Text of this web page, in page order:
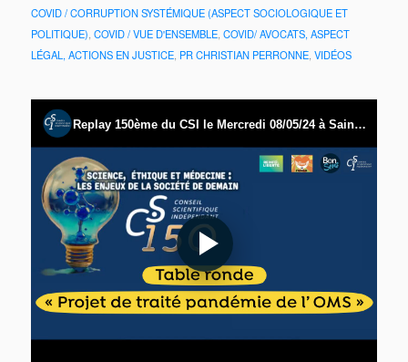
COVID / CORRUPTION SYSTÉMIQUE (ASPECT SOCIOLOGIQUE ET
POLITIQUE) COVID / VUE D'ENSEMBLE, COVID/ AVOCATS, ASPECT
LÉGAL, ACTIONS EN JUSTICE, PR CHRISTIAN PERRONNE, VIDÉOS